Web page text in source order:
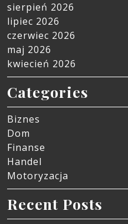
sierpień 2026
lipiec 2026
czerwiec 2026
maj 2026
kwiecień 2026
Categories
Biznes
Dom
Finanse
Handel
Motoryzacja
Recent Posts